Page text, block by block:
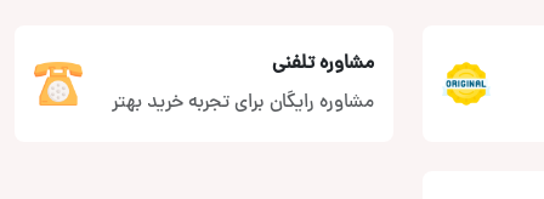
مشاوره تلفنی
مشاوره رایگان برای تجربه خرید بهتر